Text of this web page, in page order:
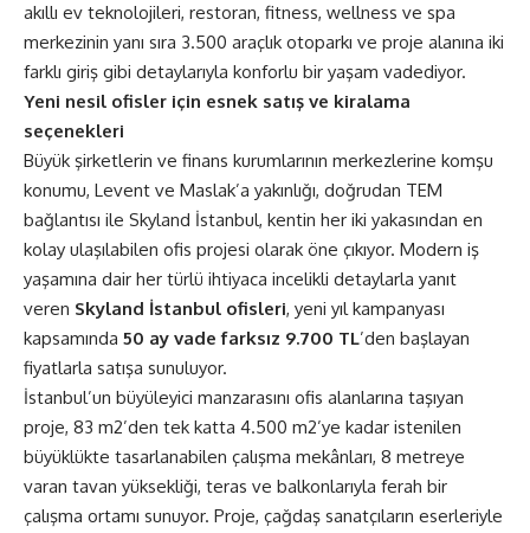
akıllı ev teknolojileri, restoran, fitness, wellness ve spa
merkezinin yanı sıra 3.500 araçlık otoparkı ve proje alanına iki
farklı giriş gibi detaylarıyla konforlu bir yaşam vadediyor.
Yeni nesil ofisler için esnek satış ve kiralama
seçenekleri
Büyük şirketlerin ve finans kurumlarının merkezlerine komşu
konumu, Levent ve Maslak’a yakınlığı, doğrudan TEM
bağlantısı ile Skyland İstanbul, kentin her iki yakasından en
kolay ulaşılabilen ofis projesi olarak öne çıkıyor. Modern iş
yaşamına dair her türlü ihtiyaca incelikli detaylarla yanıt
veren Skyland İstanbul ofisleri, yeni yıl kampanyası
kapsamında 50 ay vade farksız 9.700 TL’den başlayan
fiyatlarla satışa sunuluyor.
İstanbul’un büyüleyici manzarasını ofis alanlarına taşıyan
proje, 83 m2’den tek katta 4.500 m2’ye kadar istenilen
büyüklükte tasarlanabilen çalışma mekânları, 8 metreye
varan tavan yüksekliği, teras ve balkonlarıyla ferah bir
çalışma ortamı sunuyor. Proje, çağdaş sanatçıların eserleriyle